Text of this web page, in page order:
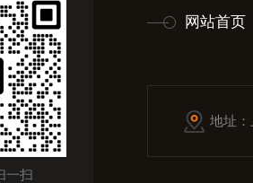
一扫
网站首页
地址